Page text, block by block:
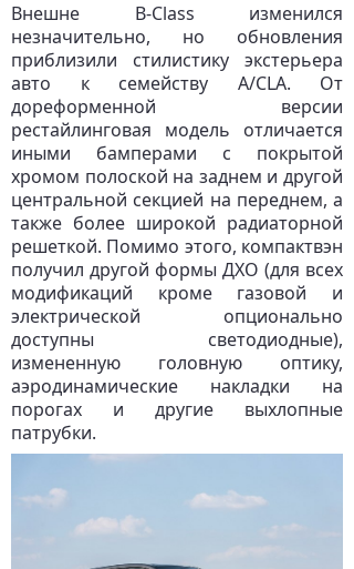
Внешне B-Class изменился
незначительно, но обновления
приблизили стилистику экстерьера
авто к семейству A/CLA. От
дореформенной версии
рестайлинговая модель отличается
иными бамперами с покрытой
хромом полоской на заднем и другой
центральной секцией на переднем, а
также более широкой радиаторной
решеткой. Помимо этого, компактвэн
получил другой формы ДХО (для всех
модификаций кроме газовой и
электрической опционально
доступны светодиодные),
измененную головную оптику,
аэродинамические накладки на
порогах и другие выхлопные
патрубки.